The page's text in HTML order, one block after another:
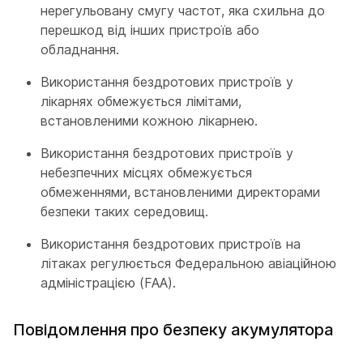
нерегульовану смугу частот, яка схильна до
перешкод від інших пристроїв або
обладнання.
Використання бездротових пристроїв у
лікарнях обмежується лімітами,
встановленими кожною лікарнею.
Використання бездротових пристроїв у
небезпечних місцях обмежується
обмеженнями, встановленими директорами
безпеки таких середовищ.
Використання бездротових пристроїв на
літаках регулюється Федеральною авіаційною
адміністрацією (FAA).
Повідомлення про безпеку акумулятора